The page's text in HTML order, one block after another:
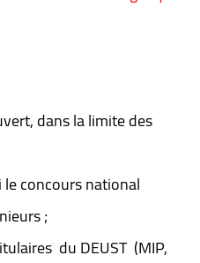
dans la limite des
concours national
;
du DEUST (MIP,